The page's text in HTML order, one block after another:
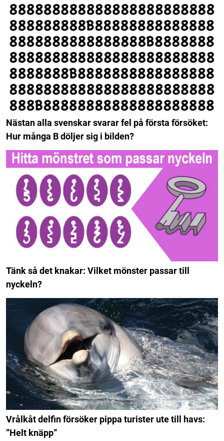
Nästan alla svenskar svarar fel på första försöket:
Hur många B döljer sig i bilden?
Tänk så det knakar: Vilket mönster passar till
nyckeln?
Vrålkåt delfin försöker pippa turister ute till havs:
”Helt knäpp”